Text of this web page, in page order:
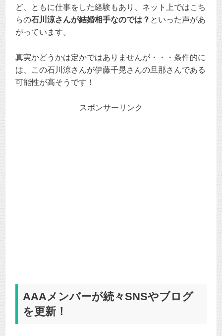
ど、ともに仕事をした経験もあり、ネット上ではこち
らの石川涼さんが結婚相手なのでは？ といった声があ
がっています。
真実かどうかは定かではありませんが・・・条件的に
は、この石川涼さんが伊藤千晃さんの旦那さんである
可能性が高そうです！
スポンサーリンク
AAAメンバーが続々SNSやブログ
を更新！